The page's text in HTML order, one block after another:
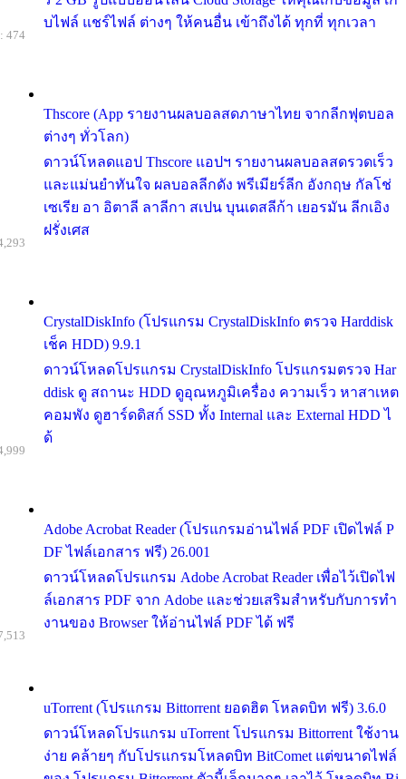
บไฟล์ แชร์ไฟล์ ต่างๆ ให้คนอื่น เข้าถึงได้ ทุกที่ ทุกเวลา
Thscore (App รายงานผลบอลสดภาษาไทย จากลีกฟุตบอล
ต่างๆ ทั่วโลก)
ดาวน์โหลดแอป Thscore แอปฯ รายงานผลบอลสดรวดเร็ว
และแม่นยำทันใจ ผลบอลลีกดัง พรีเมียร์ลีก อังกฤษ กัลโช่
เซเรีย อา อิตาลี ลาลีกา สเปน บุนเดสลีก้า เยอรมัน ลีกเอิง
ฝรั่งเศส
474
CrystalDiskInfo (โปรแกรม CrystalDiskInfo ตรวจ Harddisk
เช็ค HDD) 9.9.1
ดาวน์โหลดโปรแกรม CrystalDiskInfo โปรแกรมตรวจ Har
ddisk ดู สถานะ HDD ดูอุณหภูมิเครื่อง ความเร็ว หาสาเหต
คอมพัง ดูฮาร์ดดิสก์ SSD ทั้ง Internal และ External HDD ไ
ด้
Adobe Acrobat Reader (โปรแกรมอ่านไฟล์ PDF เปิดไฟล์ P
DF ไฟล์เอกสาร ฟรี) 26.001
ดาวน์โหลดโปรแกรม Adobe Acrobat Reader เพื่อไว้เปิดไฟ
ล์เอกสาร PDF จาก Adobe และช่วยเสริมสำหรับกับการทำ
งานของ Browser ให้อ่านไฟล์ PDF ได้ ฟรี
uTorrent (โปรแกรม Bittorrent ยอดฮิต โหลดบิท ฟรี) 3.6.0
ดาวน์โหลดโปรแกรม uTorrent โปรแกรม Bittorrent ใช้งาน
ง่าย คล้ายๆ กับโปรแกรมโหลดบิท BitComet แต่ขนาดไฟล์